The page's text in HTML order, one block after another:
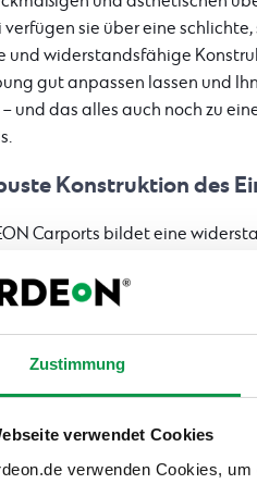
Zustimmung
verwendet Cookies
verwenden Cookies,
sie über eine
und widerstandsfähige
gut anpassen lassen und
und das alles auch noch zu
Konstruktion des
Carports bildet eine
Stahl, an der das Pultdach mit
Die Tragekonstruktion des
mit den Maßen 10×10 cm
sich 3 oder 4 Stützen, abhängig
bilden
ist. Die Ränder des
Konstruktion durch die